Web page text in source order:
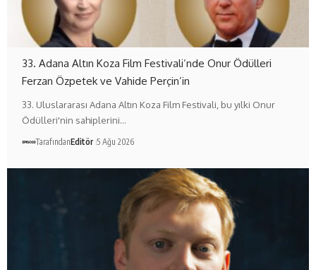
33. Adana Altın Koza Film Festivali’nde Onur Ödülleri
Ferzan Özpetek ve Vahide Perçin’in
33. Uluslararası Adana Altın Koza Film Festivali, bu yılki Onur
Ödülleri'nin sahiplerini…
TarafındanEditör 5 Ağu 2026